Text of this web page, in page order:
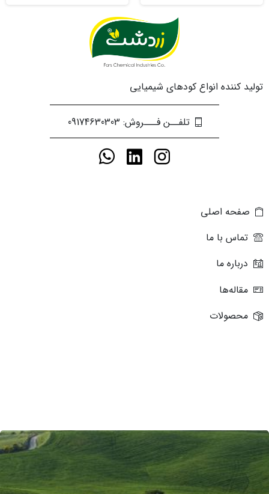
تولید کننده انواع کودهای شیمیایی
تلفــن فـــروش: 09174630303
صفحه اصلی
تماس با ما
درباره ما
مقاله‌ها
محصولات